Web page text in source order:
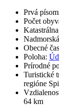
Prvá
Počet
Obecné
Poloha:
Prírodné
Turistické
regióne
64 km